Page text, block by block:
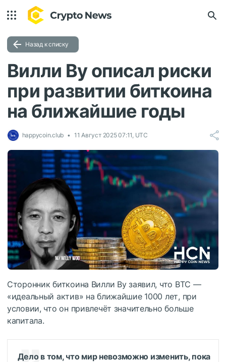
Назад к списку
Вилли Ву описал риски
при развитии биткоина
на ближайшие годы
happycoin.club 11 Август 2025 07:11, UTC
Сторонник биткоина Вилли Ву заявил, что BTC —
«идеальный актив» на ближайшие 1000 лет, при
условии, что он привлечёт значительно больше
капитала.
Дело в том, что мир невозможно изменить, пока